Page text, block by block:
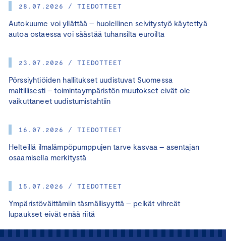
28.07.2026 / TIEDOTTEET
Autokuume voi yllättää – huolellinen selvitystyö käytettyä
autoa ostaessa voi säästää tuhansilta euroilta
23.07.2026 / TIEDOTTEET
Pörssiyhtiöiden hallitukset uudistuvat Suomessa
maltillisesti – toimintaympäristön muutokset eivät ole
vaikuttaneet uudistumistahtiin
16.07.2026 / TIEDOTTEET
Helteillä ilmalämpöpumppujen tarve kasvaa – asentajan
osaamisella merkitystä
15.07.2026 / TIEDOTTEET
Ympäristöväittämiin täsmällisyyttä – pelkät vihreät
lupaukset eivät enää riitä